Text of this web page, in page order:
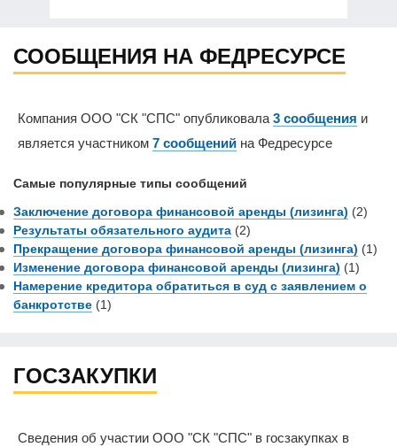
СООБЩЕНИЯ НА ФЕДРЕСУРСЕ
Компания ООО "СК "СПС" опубликовала 3 сообщения и
является участником 7 сообщений на Федресурсе
Самые популярные типы сообщений
Заключение договора финансовой аренды (лизинга) (2)
Результаты обязательного аудита (2)
Прекращение договора финансовой аренды (лизинга) (1)
Изменение договора финансовой аренды (лизинга) (1)
Намерение кредитора обратиться в суд с заявлением о
банкротстве (1)
ГОСЗАКУПКИ
Сведения об участии ООО "СК "СПС" в госзакупках в